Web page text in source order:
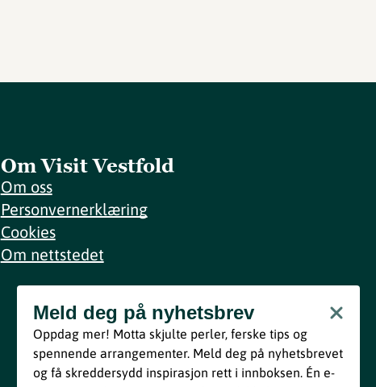
Om Visit Vestfold
Om oss
Personvernerklæring
Cookies
Om nettstedet
Meld deg på nyhetsbrev
Bli med
Ved å melde deg inn godtar du våre vilkår i henhold til vår
Meld deg på nyhetsbrev
Oppdag mer! Motta skjulte perler, ferske tips og
spennende arrangementer. Meld deg på nyhetsbrevet
og få skreddersydd inspirasjon rett i innboksen. Én e-